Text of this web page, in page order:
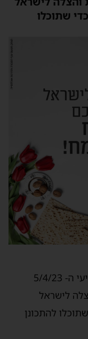
שתוכלו
לקראת חג הפסח שיחול ביום רביעי ה- 5/4/23
כבאות והצלה לישראל
להתכונן